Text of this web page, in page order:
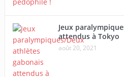
Jeux
attendus à Tokyo
août 20, 2021